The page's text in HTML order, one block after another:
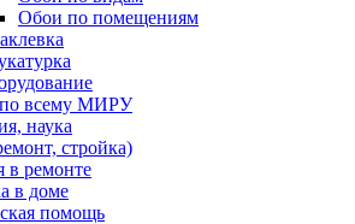
Обои по помещениям
всему МИРУ
наука
стройка)
в ремонте
в доме
помощь